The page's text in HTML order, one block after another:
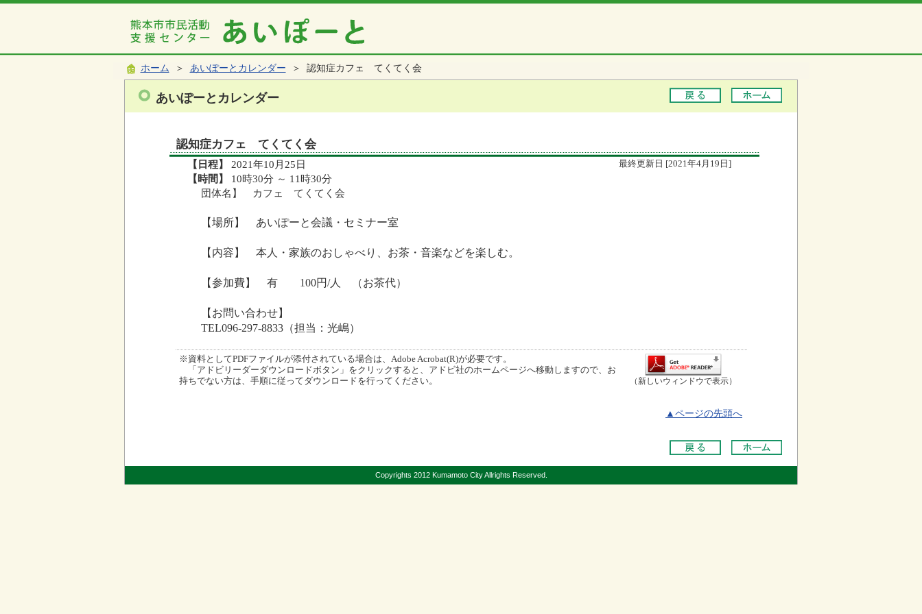
ホーム ＞ あいぽーとカレンダー ＞ 認知症カフェ てくてく会
あいぽーとカレンダー
認知症カフェ てくてく会
【日程】 2021年10月25日 最終更新日 [2021年4月19日]
【時間】
10時30分 ～ 11時30分
団体名】 カフェ てくてく会
【場所】 あいぽーと会議・セミナー室
【内容】 本人・家族のおしゃべり、お茶・音楽などを楽しむ。
【参加費】 有 100円/人 （お茶代）
【お問い合わせ】
TEL096-297-8833（担当：光嶋）
※資料としてPDFファイルが添付されている場合は、Adobe Acrobat(R)が必要です。
「アドビリーダーダウンロードボタン」をクリックすると、アドビ社のホームページへ移動しますので、お
持ちでない方は、手順に従ってダウンロードを行ってください。
（新しいウィンドウで表示）
▲ページの先頭へ
Copyrights 2012 Kumamoto City Allrights Reserved.